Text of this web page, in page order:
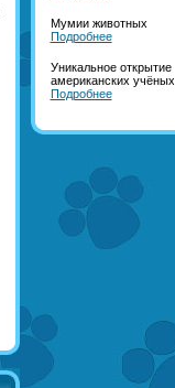
Мумии животных
Подробнее
Уникальное открытие
американских учёных
Подробнее